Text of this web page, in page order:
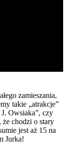
zamieszania,
takie „atrakcje”
Owsiaka”, czy
że chodzi o stary
jest aż 15 na
Jurka!